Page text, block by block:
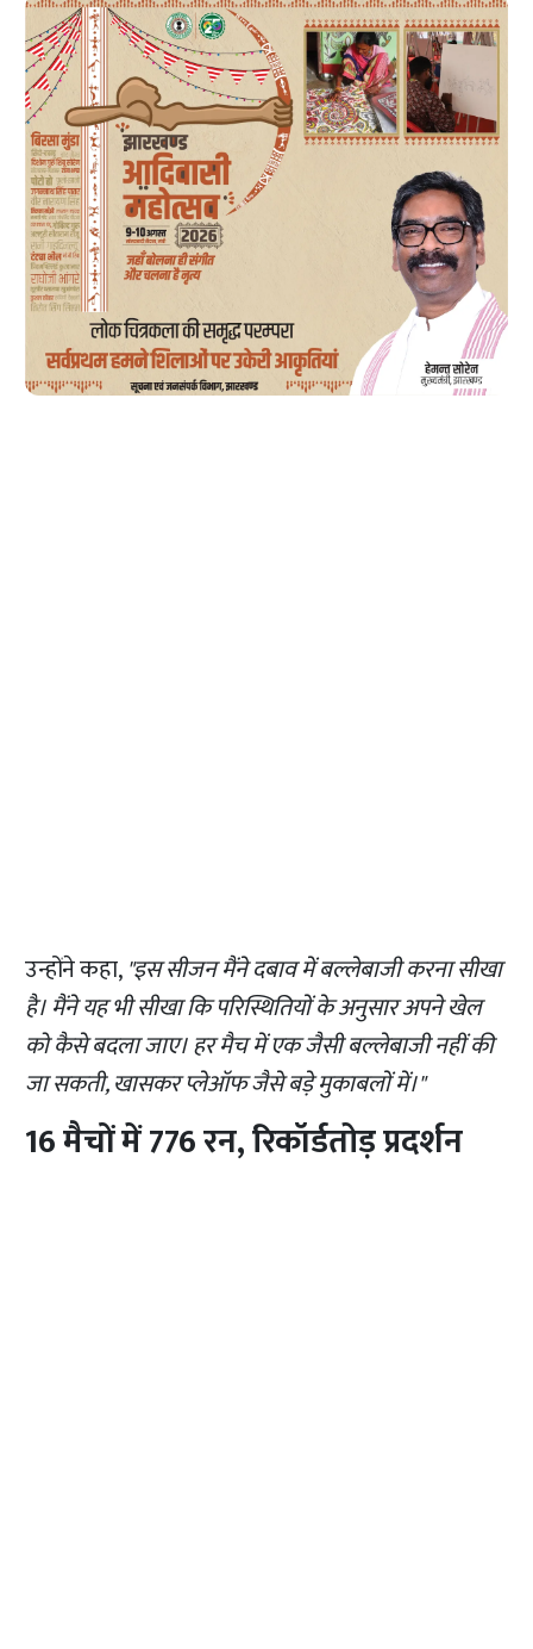
उन्होंने कहा,"इस सीजन मैंने दबाव में बल्लेबाजी करना सीखा
है। मैंने यह भी सीखा कि परिस्थितियों के अनुसार अपने खेल
को कैसे बदला जाए। हर मैच में एक जैसी बल्लेबाजी नहीं की
जा सकती, खासकर प्लेऑफ जैसे बड़े मुकाबलों में।"
16 मैचों में 776 रन, रिकॉर्डतोड़ प्रदर्शन